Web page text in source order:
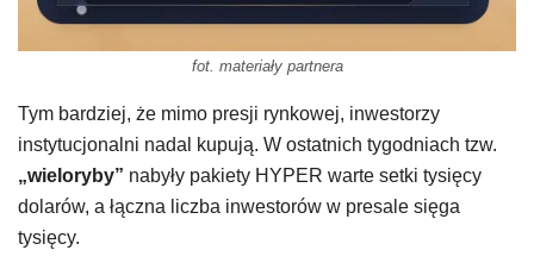
fot. materiały partnera
Tym bardziej, że mimo presji rynkowej, inwestorzy
instytucjonalni nadal kupują. W ostatnich tygodniach tzw.
„wieloryby” nabyły pakiety HYPER warte setki tysięcy
dolarów, a łączna liczba inwestorów w presale sięga
tysięcy.